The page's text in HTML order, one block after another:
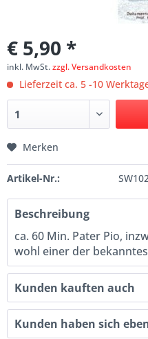
€ 5,90 *
inkl. MwSt.zzgl. Versandkosten
Lieferzeit ca. 5 -10
Merken
Artikel-Nr.:
Beschreibung
ca. 60 Min. Pater Pio,
wohl einer der
Kunden kauften auch
Kunden haben sich